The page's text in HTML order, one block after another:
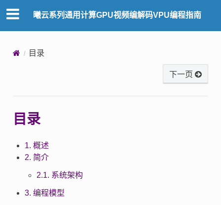
曦云系列通用计算GPU视频编解码VPU编程指南
目录
下一页
目录
1. 概述
2. 简介
2.1. 系统架构
3. 编程模型